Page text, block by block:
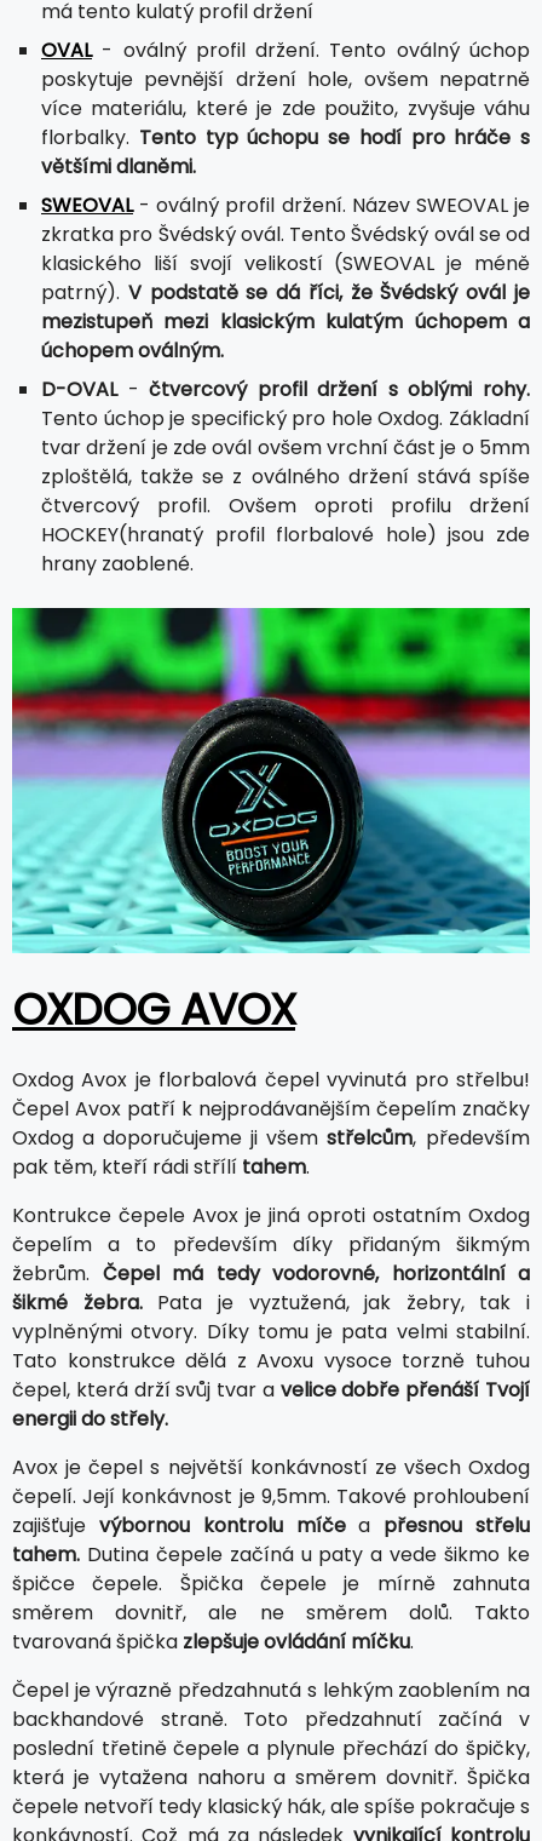
má tento kulatý profil držení
OVAL- oválný profil držení. Tento oválný úchop
poskytuje pevnější držení hole, ovšem nepatrně
více materiálu, které je zde použito, zvyšuje váhu
florbalky. Tento typ úchopu se hodí pro hráče s
většími dlaněmi.
SWEOVAL- oválný profil držení. Název SWEOVAL je
zkratka pro Švédský ovál. Tento Švédský ovál se od
klasického liší svojí velikostí (SWEOVAL je méně
patrný). V podstatě se dá říci, že Švédský ovál je
mezistupeň mezi klasickým kulatým úchopem a
úchopem oválným.
D-OVAL-čtvercový profil držení s oblými rohy.
Tento úchop je specifický pro hole Oxdog. Základní
tvar držení je zde ovál ovšem vrchní část je o 5mm
zploštělá, takže se z oválného držení stává spíše
čtvercový profil. Ovšem oproti profilu držení
HOCKEY(hranatý profil florbalové hole) jsou zde
hrany zaoblené.
OXDOG AVOX
Oxdog Avox je florbalová čepel vyvinutá pro střelbu!
Čepel Avox patří k nejprodávanějším čepelím značky
Oxdog a doporučujeme ji všem střelcům, především
pak těm, kteří rádi střílí tahem.
Kontrukce čepele Avox je jiná oproti ostatním Oxdog
čepelím a to především díky přidaným šikmým
žebrům. Čepel má tedy vodorovné, horizontální a
šikmé žebra.Pata je vyztužená, jak žebry, tak i
vyplněnými otvory. Díky tomu je pata velmi stabilní.
Tato konstrukce dělá z Avoxu vysoce torzně tuhou
čepel, která drží svůj tvar a velice dobře přenáší Tvojí
energii do střely.
Avox je čepel s největší konkávností ze všech Oxdog
čepelí. Její konkávnost je 9,5mm. Takové prohloubení
zajišťuje výbornou kontrolu míčea přesnou střelu
tahem. Dutina čepele začíná u paty a vede šikmo ke
špičce čepele. Špička čepele je mírně zahnuta
směrem dovnitř, ale ne směrem dolů. Takto
tvarovaná špička zlepšuje ovládání míčku.
Čepel je výrazně předzahnutá s lehkým zaoblením na
backhandové straně. Toto předzahnutí začíná v
poslední třetině čepele a plynule přechází do špičky,
která je vytažena nahoru a směrem dovnitř. Špička
čepele netvoří tedy klasický hák, ale spíše pokračuje s
konkávností. Což má za následek vynikající kontrolu